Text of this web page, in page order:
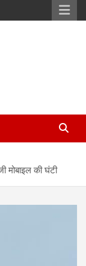
मोबाइल की घंटी